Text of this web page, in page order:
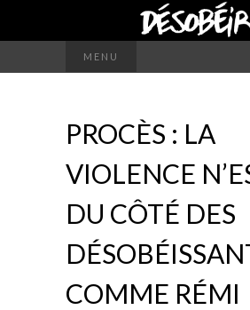
MENU
PROCÈS : LA
VIOLENCE
DU CÔTÉ DES
COMME RÉMI